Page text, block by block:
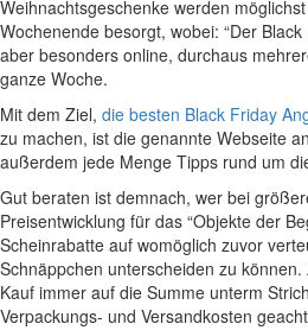
Weihnachtsgeschenke werden
Wochenende besorgt, wobei: “Der
aber besonders online, durchaus
ganze Woche.
Mit dem Ziel, die besten Black Friday
zu machen, ist die genannte Webseite
außerdem jede Menge Tipps rund um
Gut beraten ist demnach, wer bei
Preisentwicklung für das “Objekte der
Scheinrabatte auf womöglich zuvor
Schnäppchen unterscheiden zu
Kauf immer auf die Summe unterm
Verpackungs- und Versandkosten